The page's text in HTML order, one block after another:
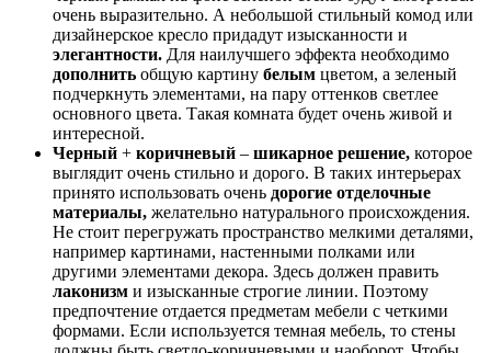
очень выразительно. А небольшой стильный комод или
дизайнерское кресло придадут изысканности и
элегантности. Для наилучшего эффекта необходимо
дополнить общую картину белым цветом, а зеленый
подчеркнуть элементами, на пару оттенков светлее
основного цвета. Такая комната будет очень живой и
интересной.
Черный + коричневый – шикарное решение, которое
выглядит очень стильно и дорого. В таких интерьерах
принято использовать очень дорогие отделочные
материалы, желательно натурального происхождения.
Не стоит перегружать пространство мелкими деталями,
например картинами, настенными полками или
другими элементами декора. Здесь должен править
лаконизм и изысканные строгие линии. Поэтому
предпочтение отдается предметам мебели с четкими
формами. Если используется темная мебель, то стены